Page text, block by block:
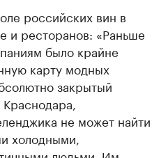
российских вин в
и ресторанов: «Раньше
было крайне
карту модных
закрытый
не может найти
холодными,